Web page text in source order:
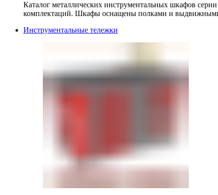
Каталог металлических инструментальных шкафов
комплектаций. Шкафы оснащены полками и
Инструментальные тележки